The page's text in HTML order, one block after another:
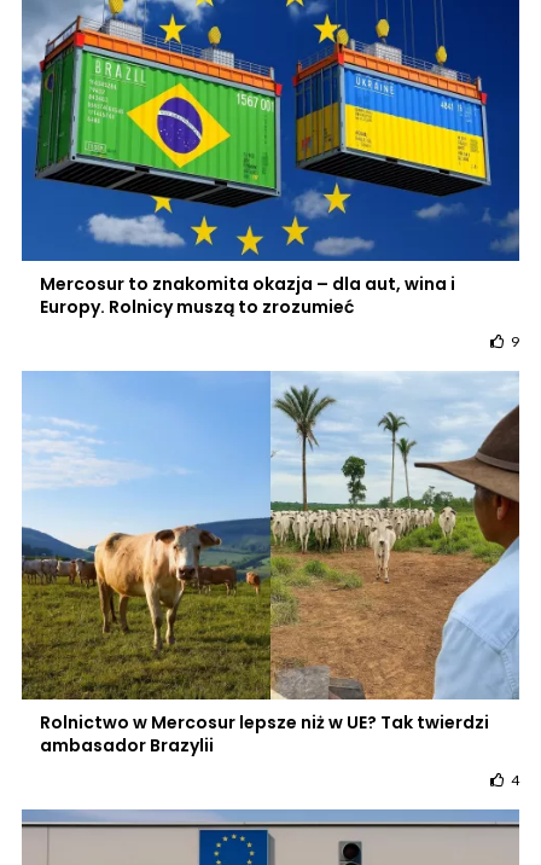
Mercosur to znakomita okazja – dla aut, wina i
Europy. Rolnicy muszą to zrozumieć
9
Rolnictwo w Mercosur lepsze niż w UE? Tak twierdzi
ambasador Brazylii
4